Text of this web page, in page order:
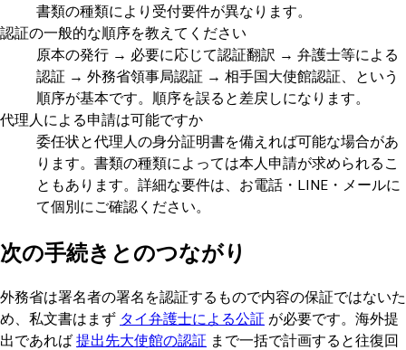
書類の種類により受付要件が異なります。
認証の一般的な順序を教えてください
原本の発行 → 必要に応じて認証翻訳 → 弁護士等による
認証 → 外務省領事局認証 → 相手国大使館認証、という
順序が基本です。順序を誤ると差戻しになります。
代理人による申請は可能ですか
委任状と代理人の身分証明書を備えれば可能な場合があ
ります。書類の種類によっては本人申請が求められるこ
ともあります。詳細な要件は、お電話・LINE・メールに
て個別にご確認ください。
次の手続きとのつながり
外務省は署名者の署名を認証するもので内容の保証ではないた
め、私文書はまず タイ弁護士による公証 が必要です。海外提
出であれば提出先大使館の認証 まで一括で計画すると往復回